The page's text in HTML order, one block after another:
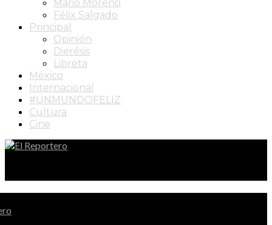
Mario Moreno
Félix Salgado
Principal
Opinión
Dierésis
Libreta
México
Internacional
#UNMUNDOFELIZ
Cultura
Cine